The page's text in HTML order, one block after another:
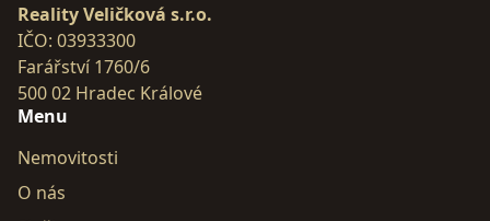
Reality Veličková s.r.o.
IČO: 03933300
Farářství 1760/6
500 02 Hradec Králové
Menu
Nemovitosti
O nás